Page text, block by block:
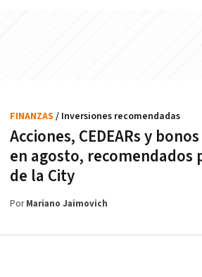
Acciones, CEDEARs y
en agosto, recomendados
de la City
FINANZAS / Inversiones recomendadas
PorMariano Jaimovich